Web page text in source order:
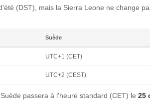
(DST), mais la Sierra Leone ne change
Suède
UTC+1 (CET)
UTC+2 (CEST)
passera à l'heure standard (CET) le 25